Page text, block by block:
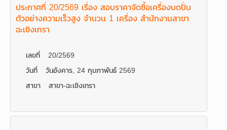
ประกาศที่ 20/2569 เรื่อง สอบราคาจัดซื้อเครื่องบดปั่น
ตัวอย่างความเร็วสูง จำนวน 1 เครื่อง สำนักงานสาขา
ฉะเชิงเทรา
เลขที่
20/2569
วันที่
วันอังคาร, 24 กุมภาพันธ์ 2569
สาขา
สาขา-ฉะเชิงเทรา